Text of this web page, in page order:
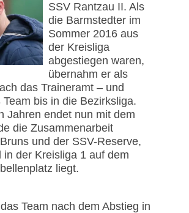
SSV Rantzau II. Als
die Barmstedter im
Sommer 2016 aus
der Kreisliga
abgestiegen waren,
übernahm er als
das Traineramt – und
Team bis in die Bezirksliga.
Jahren endet nun mit dem
die Zusammenarbeit
und der SSV-Reserve,
in der Kreisliga 1 auf dem
liegt.
Team nach dem Abstieg in